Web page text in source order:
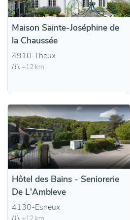
Maison Sainte-Joséphine de
la Chaussée
4910-Theux
+12 km
Hôtel des Bains - Seniorerie
De L'Ambleve
4130-Esneux